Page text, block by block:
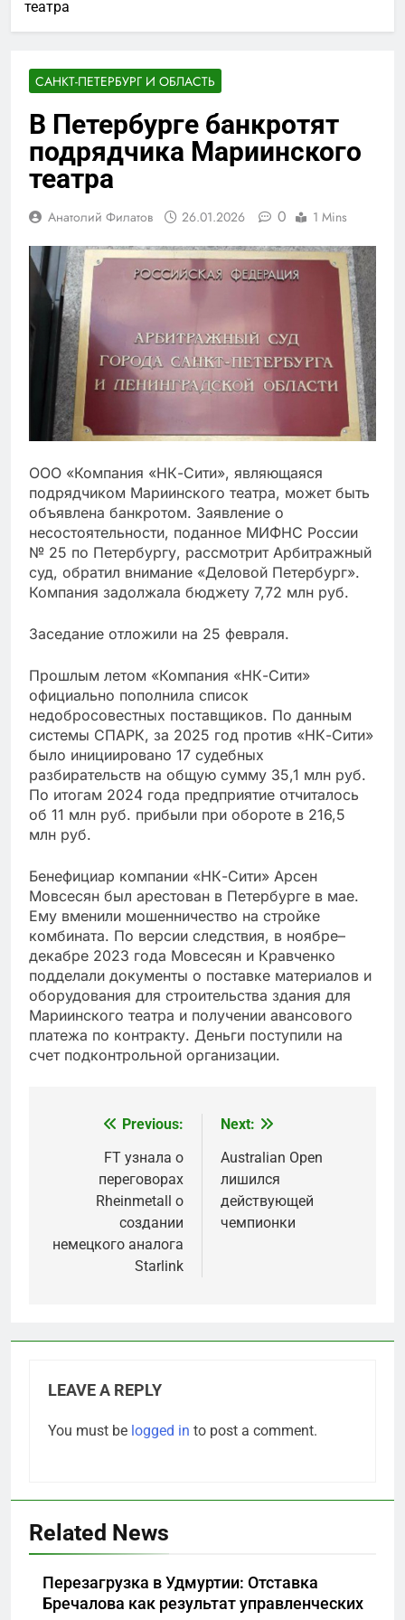
театра
САНКТ-ПЕТЕРБУРГ И ОБЛАСТЬ
В Петербурге банкротят
подрядчика Мариинского
театра
Анатолий Филатов 26.01.2026 0 1 Mins
ООО «Компания «НК-Сити», являющаяся
подрядчиком Мариинского театра, может быть
объявлена банкротом. Заявление о
несостоятельности, поданное МИФНС России
№ 25 по Петербургу, рассмотрит Арбитражный
суд, обратил внимание «Деловой Петербург».
Компания задолжала бюджету 7,72 млн руб.
Заседание отложили на 25 февраля.
Прошлым летом «Компания «НК-Сити»
официально пополнила список
недобросовестных поставщиков. По данным
системы СПАРК, за 2025 год против «НК-Сити»
было инициировано 17 судебных
разбирательств на общую сумму 35,1 млн руб.
По итогам 2024 года предприятие отчиталось
об 11 млн руб. прибыли при обороте в 216,5
млн руб.
Бенефициар компании «НК-Сити» Арсен
Мовсесян был арестован в Петербурге в мае.
Ему вменили мошенничество на стройке
комбината. По версии следствия, в ноябре–
декабре 2023 года Мовсесян и Кравченко
подделали документы о поставке материалов и
оборудования для строительства здания для
Мариинского театра и получении авансового
платежа по контракту. Деньги поступили на
счет подконтрольной организации.
navigation
Previous:
FT узнала о
переговорах
Rheinmetall о
создании
немецкого аналога
Starlink
Next:
Australian Open
лишился
действующей
чемпионки
LEAVE A REPLY
You must be logged in to post a comment.
Related News
Перезагрузка в Удмуртии: Отставка
Бречалова как результат управленческих
«Бизнес на ветеранах и
социальный координатор
фонда «защитники
САНКТ-ПЕТЕРБУРГ И ОБЛАСТЬ